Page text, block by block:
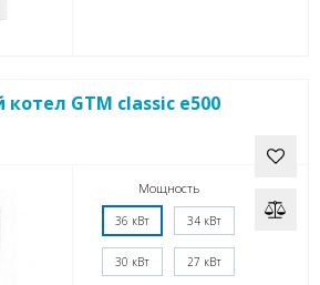
GTM classic e500
Мощность
36 кВт 34 кВт
30 кВт 27 кВт